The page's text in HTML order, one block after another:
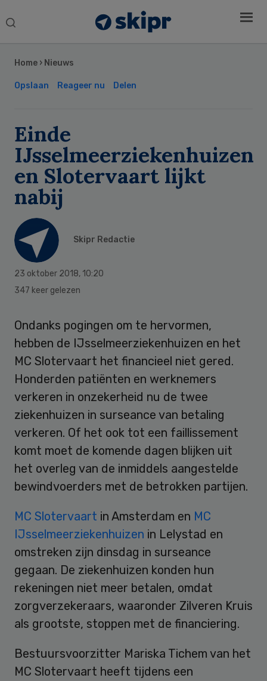
Search
Home › Nieuws
Opslaan Reageer nu Delen
Einde
IJsselmeerziekenhuizen
en Slotervaart lijkt
nabij
Skipr Redactie
23 oktober 2018, 10:20
347 keer gelezen
Ondanks pogingen om te hervormen,
hebben de IJsselmeerziekenhuizen en het
MC Slotervaart het financieel niet gered.
Honderden patiënten en werknemers
verkeren in onzekerheid nu de twee
ziekenhuizen in surseance van betaling
verkeren. Of het ook tot een faillissement
komt moet de komende dagen blijken uit
het overleg van de inmiddels aangestelde
bewindvoerders met de betrokken partijen.
MC Slotervaart in Amsterdam en MC
IJsselmeerziekenhuizen in Lelystad en
omstreken zijn dinsdag in surseance
gegaan. De ziekenhuizen konden hun
rekeningen niet meer betalen, omdat
zorgverzekeraars, waaronder Zilveren Kruis
als grootste, stoppen met de financiering.
Bestuursvoorzitter Mariska Tichem van het
MC Slotervaart heeft tijdens een
Sidebar